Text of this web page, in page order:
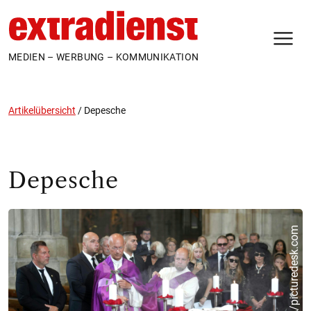
MEDIEN – WERBUNG – KOMMUNIKATION
Artikelübersicht / Depesche
Depesche